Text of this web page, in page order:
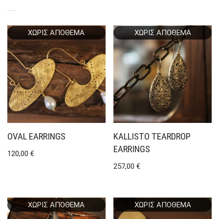
ΧΩΡΊΣ ΑΠΌΘΕΜΑ
OVAL EARRINGS
120,00 €
ΧΩΡΊΣ ΑΠΌΘΕΜΑ
KALLISTO TEARDROP
EARRINGS
257,00€
ΧΩΡΊΣ ΑΠΌΘΕΜΑ ΧΩΡΊΣ ΑΠΌΘΕΜΑ